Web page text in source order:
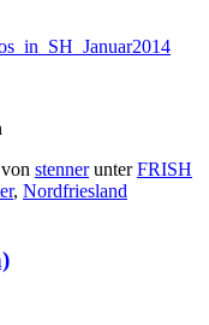
von stennerunterFRISH
, Nordfriesland